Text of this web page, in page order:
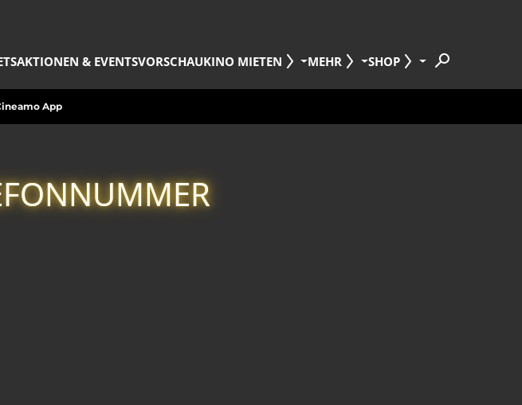
AKTIONEN & EVENTSVORSCHAUKINO MIETEN MEHR SHOP
App